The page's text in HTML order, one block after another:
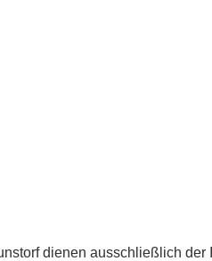
dienen ausschließlich der